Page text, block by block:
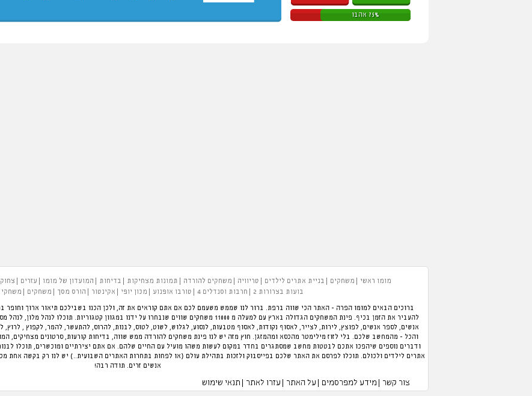
75% אהבו
מומו ראשי משחקים בניית אתרים לילדים טריוויה משחקים להורדה תמונות מצחיקות בדיחות המועדון של מומו עזרים
בועות בצרורות 2
חרבות וסנדלים 4 טורבו אופנוע מכון יופי אקינטור הורס מסך משחקים משחקי
ברוכים הבאים למומו הפרה - האתר הכי שווה ברפת. ברור לנו שממש משעמם לכם אם אתם קוראים את זה, ולכן הכנו בשבילכם תיאור ארוך וחופר
להעביר את הזמן בכיף. פינת המשחקים הגדולה בארץ עם למעלה מ 11000 משחקים שווים שנבחרו על ידנו במגוון
אנשים, לספר אנשים, לפוצץ, לירות, לצייר, לאסוף נקודות, לאסוף מטבעות, לנסוע, לגלוש, לשוט, לטוס, לבנות, להרוס, להתעשר, להמר, לקפוץ , לרוץ,
והכל - מהמחשב שלכם. בלי לזוז מילימטר מהכסא ומהמזגן. חוץ מזה יש לנו פינת משחקים להורדה ממש שווה, בדיחות קורעות, סרטונים מצחיקים,
ודברים נוספים שיהפכו אתכם לבטטות מחשב שמסתגרים בחדר במקום לעשות משהו מועיל עם החיים שלהם. אם אתם יצירתיים ומוכשרים, תוכלו
אתרים לילדים ולכולם. תוכלו לפרסם את האתר שלכם בפייסבוק ולזכות בתהילת עולם (או לפחות בתחרות האתרים השבועית..) יש לנו רק בקשה אחת
אנשים זרים. תודה רבה!
צור קשר מידע למפרסמים על האתר עזרו לאתר תנאי שימוש